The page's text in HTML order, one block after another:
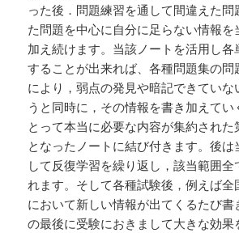
った後．問題練習を通して間違えた問
た問題を中心に自分に足らない情報を
加え続けます。当該ノートを活用し
することが出来れば、各種問題集の問
により，弱点の発見や暗記できてい
うと同時に，その情報を書き加えてい
とって本当に必要な内容が集約され
となったノートに結び付きます。後は
して反復学習を繰り返し，該当範囲全
れます。そして各種試験後，例えば全
において新しい情報が出てくるたび書
の最後に受験におきまして大きな効果